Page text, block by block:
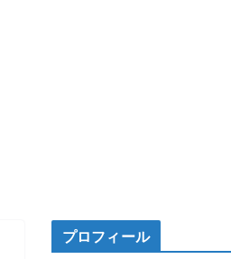
プロフィール